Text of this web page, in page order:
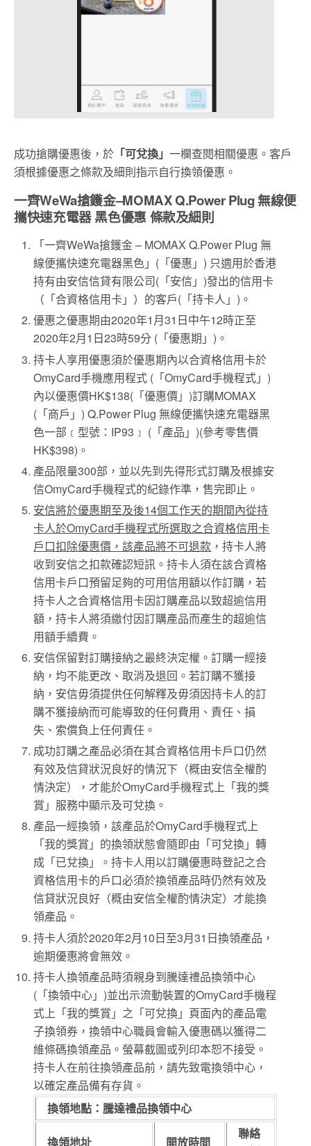
成功搶購優惠後，於 「可兌換」 一欄查閱相關優惠。客戶
須根據優惠之條款及細則指示自行換領優惠。
一齊WeWa搶鑊金–MOMAX Q.Power Plug 無線便
攜快速充電器 黑色優惠 條款及細則
「一齊WeWa搶鑊金 – MOMAX Q.Power Plug 無
線便攜快速充電器黑色」(「優惠」) 只適用於香港
持有由安信信貸有限公司(「安信」)發出的信用卡
（「合資格信用卡」）的客戶(「持卡人」)。
優惠之優惠期由2020年1月31日中午12時正至
2020年2月1日23時59分 (「優惠期」)。
持卡人享用優惠須於優惠期內以合資格信用卡於
OmyCard手機應用程式 (「OmyCard手機程式」)
內以優惠價HK$138(「優惠價」)訂購MOMAX
(「商戶」) Q.Power Plug 無線便攜快速充電器黑
色一部﹝型號：IP93﹞ (「產品」)(參考零售價
HK$398)。
產品限量300部，並以先到先得形式訂購及根據安
信OmyCard手機程式的紀錄作準，售完即止。
安信將於優惠期至及後14個工作天的期間內從持
卡人於OmyCard手機程式所選取之合資格信用卡
戶口扣除優惠價，該產品將不可退款 ，持卡人將
收到安信之扣款確認短訊。持卡人須在該合資格
信用卡戶口預留足夠的可用信用額以作訂購，若
持卡人之合資格信用卡因訂購產品以致超逾信用
額，持卡人將須繳付因訂購產品而產生的超逾信
用額手續費。
安信保留對訂購接納之最終決定權。訂購一經接
納，均不能更改、取消及退回。若訂購不獲接
納，安信毋須提供任何解釋及毋須因持卡人的訂
購不獲接納而可能導致的任何費用、責任、損
失、索償負上任何責任。
成功訂購之產品必須在其合資格信用卡戶口仍然
有效及信貸狀況良好的情況下（概由安信全權酌
情決定），才能於OmyCard手機程式上「我的獎
賞」服務中顯示及可兌換。
產品一經換領，該產品於OmyCard手機程式上
「我的獎賞」的換領狀態會隨即由「可兌換」轉
成「已兌換」。持卡人用以訂購優惠時登記之合
資格信用卡的戶口必須於換領產品時仍然有效及
信貸狀況良好（概由安信全權酌情決定）才能換
領產品。
持卡人須於2020年2月10日至3月31日換領產品，
逾期優惠將會無效。
持卡人換領產品時須親身到騰達禮品換領中心
(「換領中心」)並出示流動裝置的OmyCard手機程
式上「我的獎賞」之「可兌換」頁面內的產品電
子換領券，換領中心職員會輸入優惠碼以獲得二
維條碼換領產品。螢幕截圖或列印本恕不接受。
持卡人在前往換領產品前，請先致電換領中心，
以確定產品備有存貨。
換領地點：騰達禮品換領中心
換領地址 開放時間
聯絡